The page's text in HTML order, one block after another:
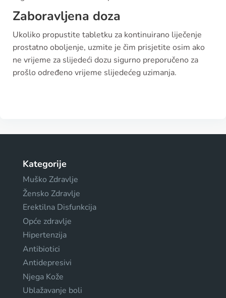
Zaboravljena doza
Ukoliko propustite tabletku za kontinuirano liječenje
prostatno oboljenje, uzmite je čim prisjetite osim ako
ne vrijeme za slijedeći dozu sigurno preporučeno za
prošlo određeno vrijeme slijedećeg uzimanja.
Kategorije
Muško Zdravlje
Žensko Zdravlje
Erektilna Disfunkcija
Opće zdravlje
Hipertenzija
Antibiotici
Antidepresivi
Njega Kože
Ublažavanje boli